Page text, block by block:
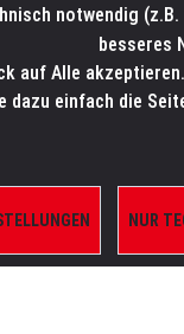
SALES-HOTLINE: +49
SHOP MARKEN
notwendig
besseres
auf Alle
dazu einfach die
NUR